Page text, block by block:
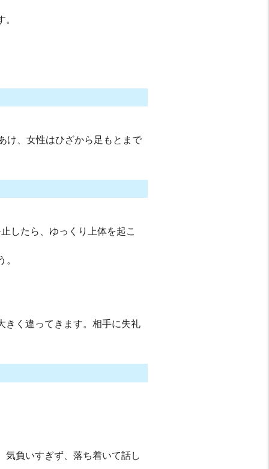
け、女性はひざから足もとまで
したら、ゆっくり上体を起こ
きく違ってきます。相手に失礼
気負いすぎず、落ち着いて話し